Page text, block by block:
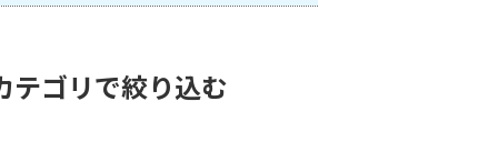
テゴリで絞り込む